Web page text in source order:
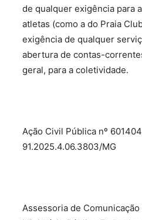
de qualquer exigência para
atletas (como a do Praia
exigência de qualquer
abertura de contas-
geral, para a coletividade.
Ação Civil Pública nº
91.2025.4.06.3803/MG
Assessoria de Comunicação